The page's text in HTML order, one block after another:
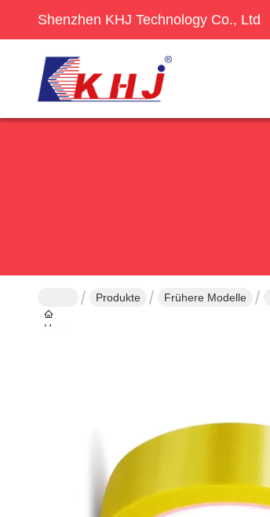
Shenzhen KHJ Technology Co., Ltd
Haus
Produkte Frühere Modelle